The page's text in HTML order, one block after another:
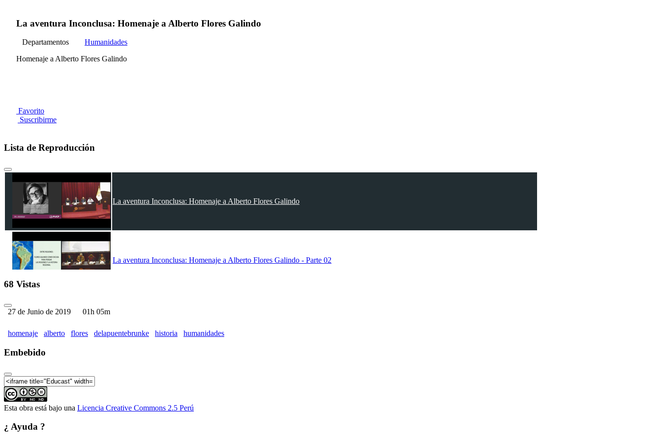
La aventura Inconclusa: Homenaje a Alberto Flores Galindo
Departamentos
Humanidades
Homenaje a Alberto Flores Galindo
Favorito
Suscribirme
Lista de Reproducción
La aventura Inconclusa: Homenaje a Alberto Flores Galindo
La aventura Inconclusa: Homenaje a Alberto Flores Galindo - Parte 02
68 Vistas
27 de Junio de 2019 01h 05m
homenaje alberto flores delapuentebrunke historia humanidades
Embebido
Esta obra está bajo una Licencia Creative Commons 2.5 Perú
¿ Ayuda ?